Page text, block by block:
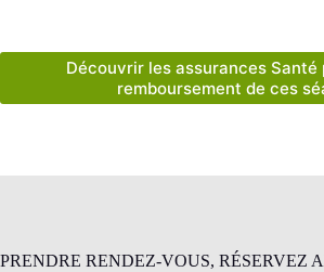
Découvrir les assurances Santé
remboursement de ces
PRENDRE RENDEZ-VOUS, RÉSERVEZ